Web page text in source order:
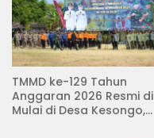
TMMD ke-129 Tahun
Anggaran 2026 Resmi di
Mulai di Desa Kesongo,